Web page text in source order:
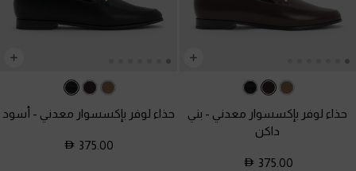
حذاء لوفر بإكسسوار معدني - بني
داكن
375.00
حذاء لوفر بإكسسوار معدني - أسود
375.00